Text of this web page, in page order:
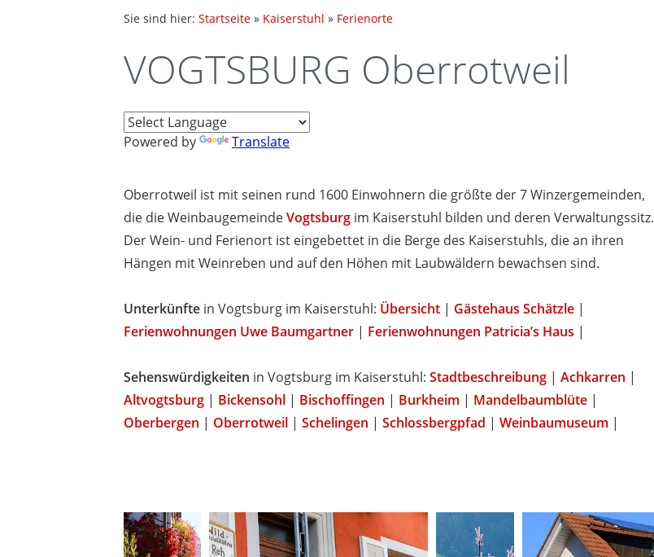
Sie sind hier: Startseite » Kaiserstuhl » Ferienorte
VOGTSBURG Oberrotweil
Powered by Translate
Oberrotweil ist mit seinen rund 1600 Einwohnern die größte der 7 Winzergemeinden,
die die WeinbaugemeindeVogtsburg im Kaiserstuhl bilden und deren Verwaltungssitz.
Der Wein- und Ferienort ist eingebettet in die Berge des Kaiserstuhls, die an ihren
Hängen mit Weinreben und auf den Höhen mit Laubwäldern bewachsen sind.
Unterkünfte in Vogtsburg im Kaiserstuhl: Übersicht | Gästehaus Schätzle |
Ferienwohnungen Uwe Baumgartner | Ferienwohnungen Patricia’s Haus |
Sehenswürdigkeiten in Vogtsburg im Kaiserstuhl: Stadtbeschreibung | Achkarren |
Altvogtsburg | Bickensohl | Bischoffingen | Burkheim | Mandelbaumblüte |
Oberbergen | Oberrotweil | Schelingen | Schlossbergpfad | Weinbaumuseum |